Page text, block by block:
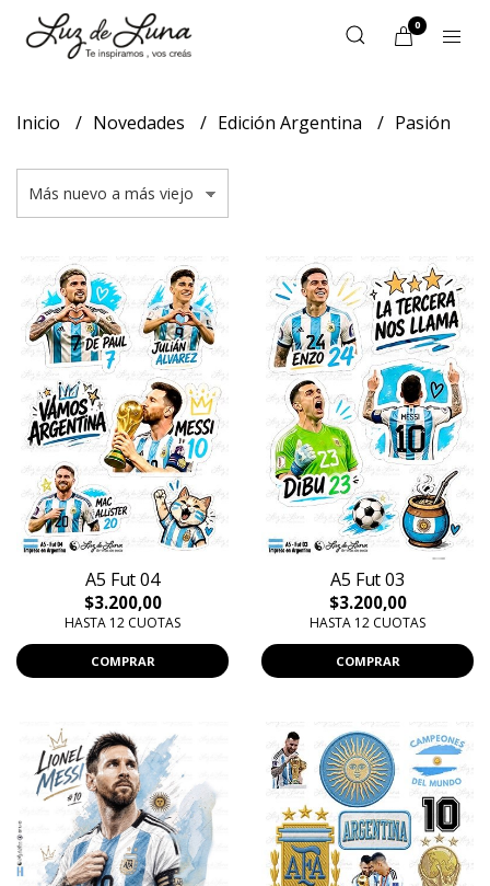
0
Inicio Novedades Edición Argentina Pasión
A5 Fut 04
$3.200,00
HASTA 12 CUOTAS
COMPRAR
A5 Fut 03
$3.200,00
HASTA 12 CUOTAS
COMPRAR